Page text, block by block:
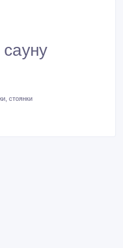
стоянки